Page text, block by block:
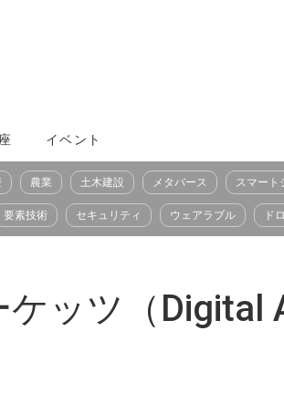
イベント
農業 土木建設 メタバース スマート
要素技術 セキュリティ ウェアラブル ド
ッツ（Digital